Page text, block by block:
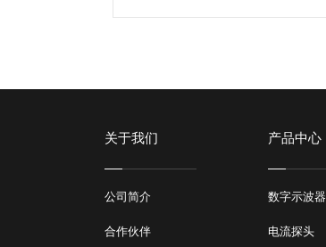
关于我们
公司简介
合作伙伴
产品中心
数字示波器
电流探头